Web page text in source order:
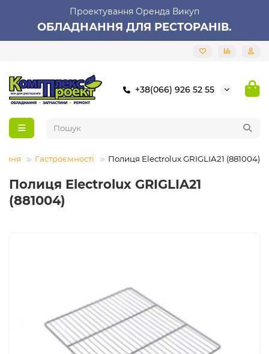
Проектування Оренда Викуп
ОБЛАДНАННЯ ДЛЯ РЕСТОРАНІВ.
+38(066) 926 52 55
Гастроємності Полиця Electrolux GRIGLIA21 (881004)
Полиця Electrolux GRIGLIA21
(881004)